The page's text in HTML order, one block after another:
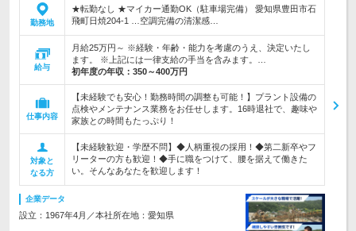
勤務地
★転勤なし ★マイカー通勤OK（駐車場完備） 愛知県豊田市石
飛町日焼204-1 …空調完備の清潔感…
給与
月給25万円～ ※経験・年齢・能力を考慮のうえ、決定いたし
ます。 ※上記には一律支給の手当を含みます。…
初年度の年収： 350～400万円
仕事内容
【未経験でも安心！勤務時間の調整も可能！】プラント設備の
点検やメンテナンス業務をお任せします。16時退社で、趣味や
家族との時間もたっぷり！
対象と
なる方
【未経験歓迎・学歴不問】◆人柄重視の採用！◆第二新卒やフ
リーターの方も歓迎！◆手に職をつけて、腰を据えて働きた
い。そんなあなたを歓迎します！
企業データ
設立：1967年4月／本社所在地：愛知県